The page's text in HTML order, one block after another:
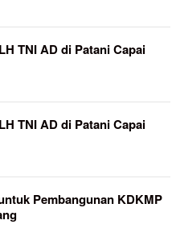
TNI AD di Patani Capai
TNI AD di Patani Capai
Pembangunan KDKMP